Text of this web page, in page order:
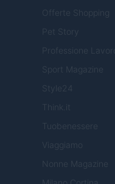
Offerte Shopping
Pet Story
Professione Lavoro
Sport Magazine
Style24
Think.it
Tuobenessere
Viaggiamo
Nonne Magazine